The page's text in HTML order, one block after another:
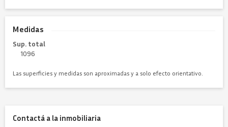
Medidas
Sup. total
1096
Las superficies y medidas son aproximadas y a solo efecto orientativo.
Contactá a la inmobiliaria